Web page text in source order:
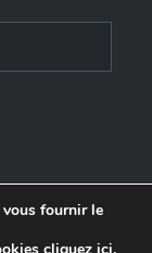
fournir le